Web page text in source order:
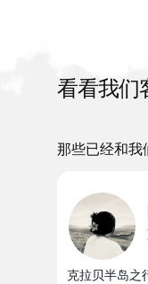
那些已经和我
看看我们
克拉贝半岛之